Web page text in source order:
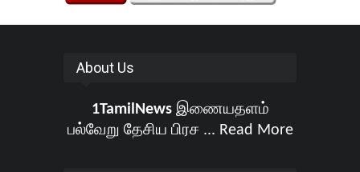
About Us
1TamilNewsஇணையதளம்
பல்வேறு தேசிய பிரச ... Read More